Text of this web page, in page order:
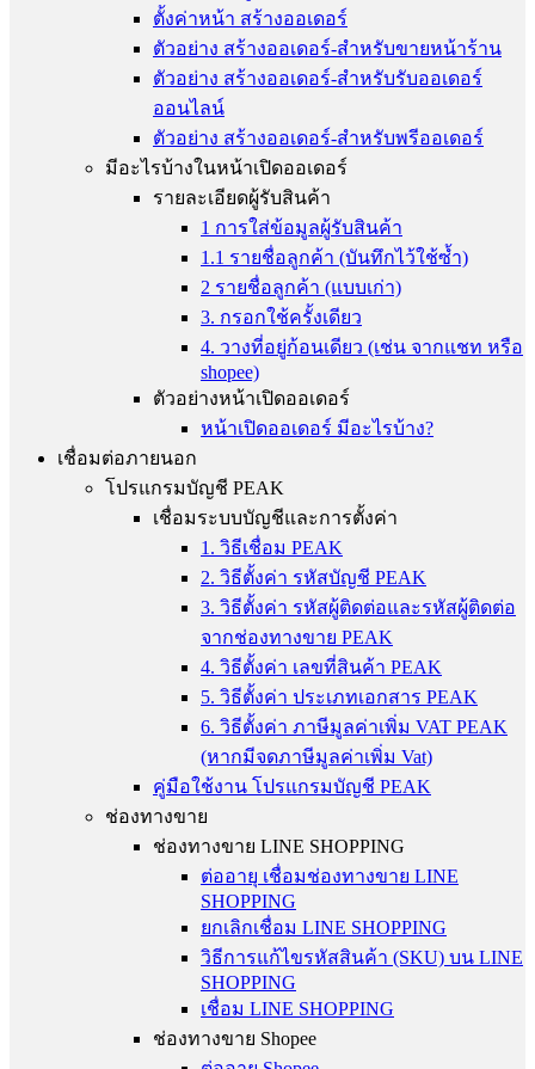
ตั้งค่าหน้า สร้างออเดอร์
ตัวอย่าง สร้างออเดอร์-สำหรับขายหน้าร้าน
ตัวอย่าง สร้างออเดอร์-สำหรับรับออเดอร์
ออนไลน์
ตัวอย่าง สร้างออเดอร์-สำหรับพรีออเดอร์
มีอะไรบ้างในหน้าเปิดออเดอร์
รายละเอียดผู้รับสินค้า
1 การใส่ข้อมูลผู้รับสินค้า
1.1 รายชื่อลูกค้า (บันทึกไว้ใช้ซ้ำ)
2 รายชื่อลูกค้า (แบบเก่า)
3. กรอกใช้ครั้งเดียว
4. วางที่อยู่ก้อนเดียว (เช่น จากแชท หรือ
shopee)
ตัวอย่างหน้าเปิดออเดอร์
หน้าเปิดออเดอร์ มีอะไรบ้าง?
เชื่อมต่อภายนอก
โปรแกรมบัญชี PEAK
เชื่อมระบบบัญชีและการตั้งค่า
1. วิธีเชื่อม PEAK
2. วิธีตั้งค่า รหัสบัญชี PEAK
3. วิธีตั้งค่า รหัสผู้ติดต่อและรหัสผู้ติดต่อ
จากช่องทางขาย PEAK
4. วิธีตั้งค่า เลขที่สินค้า PEAK
5. วิธีตั้งค่า ประเภทเอกสาร PEAK
6. วิธีตั้งค่า ภาษีมูลค่าเพิ่ม VAT PEAK
(หากมีจดภาษีมูลค่าเพิ่ม Vat)
คู่มือใช้งาน โปรแกรมบัญชี PEAK
ช่องทางขาย
ช่องทางขาย LINE SHOPPING
ต่ออายุ เชื่อมช่องทางขาย LINE
SHOPPING
ยกเลิกเชื่อม LINE SHOPPING
วิธีการแก้ไขรหัสสินค้า (SKU) บน LINE
SHOPPING
เชื่อม LINE SHOPPING
ช่องทางขาย Shopee